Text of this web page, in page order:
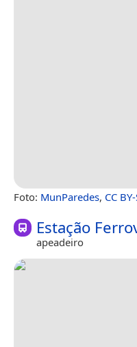
Foto: MunParedes, CC
Estação
apeadeiro